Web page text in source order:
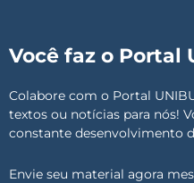
Você faz o Portal
Colabore com o Portal
textos ou notícias para nós!
constante desenvolvimento
Envie seu material agora